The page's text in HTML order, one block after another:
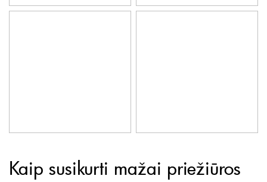
Kaip susikurti mažai priežiūros